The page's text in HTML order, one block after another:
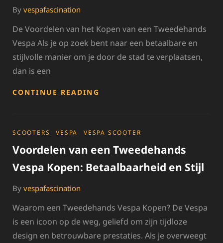
By vespafascination
De Voordelen van het Kopen van een Tweedehands
Vespa Als je op zoek bent naar een betaalbare en
stijlvolle manier om je door de stad te verplaatsen,
dan is een
CONTINUE READING
VESPA:
EN
BETAALBAAR
CATEGORIES
SCOOTERS VESPA VESPA SCOOTER
Voordelen van een Tweedehands
Vespa Kopen: Betaalbaarheid en Stijl
By vespafascination
Waarom een Tweedehands Vespa Kopen? De Vespa
is een icoon op de weg, geliefd om zijn tijdloze
design en betrouwbare prestaties. Als je overweegt